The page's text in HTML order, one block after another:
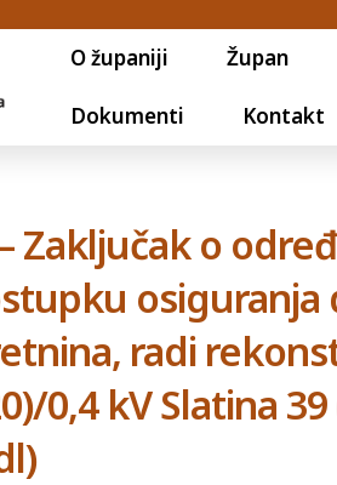
O županiji Župan
Dokumenti Kontakt
– Zaključak o
osiguranja
radi
0,4 kV Slatina